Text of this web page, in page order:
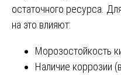
остаточного ресурса.
на это влияют:
Морозостойкость
Наличие коррозии